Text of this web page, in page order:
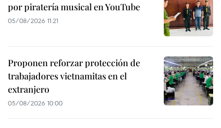
por piratería musical en YouTube
05/08/2026 11:21
Proponen reforzar protección de
trabajadores vietnamitas en el
extranjero
05/08/2026 10:00